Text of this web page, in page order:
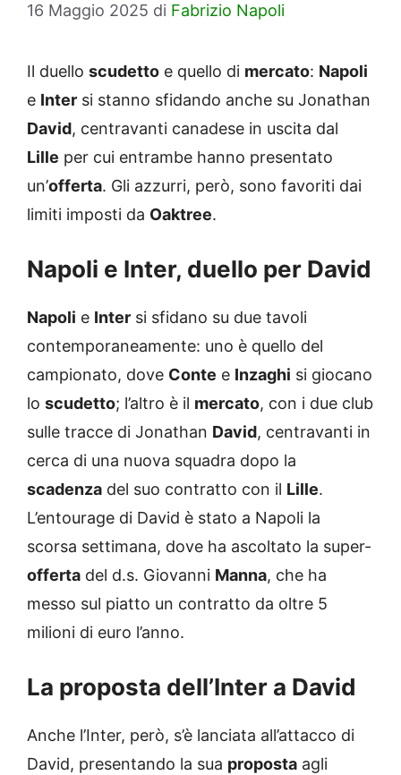
16 Maggio 2025 di Fabrizio Napoli
Il duello scudetto e quello di mercato: Napoli
e Inter si stanno sfidando anche su Jonathan
David, centravanti canadese in uscita dal
Lille per cui entrambe hanno presentato
un’offerta. Gli azzurri, però, sono favoriti dai
limiti imposti da Oaktree.
Napoli e Inter, duello per David
Napoli e Inter si sfidano su due tavoli
contemporaneamente: uno è quello del
campionato, dove Conte e Inzaghi si giocano
lo scudetto; l’altro è il mercato, con i due club
sulle tracce di Jonathan David, centravanti in
cerca di una nuova squadra dopo la
scadenza del suo contratto con il Lille.
L’entourage di David è stato a Napoli la
scorsa settimana, dove ha ascoltato la super-
offerta del d.s. Giovanni Manna, che ha
messo sul piatto un contratto da oltre 5
milioni di euro l’anno.
La proposta dell’Inter a David
Anche l’Inter, però, s’è lanciata all’attacco di
David, presentando la sua proposta agli